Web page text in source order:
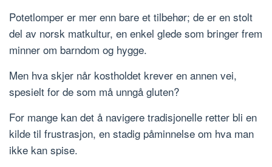
Potetlomper er mer enn bare et tilbehør; de er en stolt
del av norsk matkultur, en enkel glede som bringer frem
minner om barndom og hygge.
Men hva skjer når kostholdet krever en annen vei,
spesielt for de som må unngå gluten?
For mange kan det å navigere tradisjonelle retter bli en
kilde til frustrasjon, en stadig påminnelse om hva man
ikke kan spise.